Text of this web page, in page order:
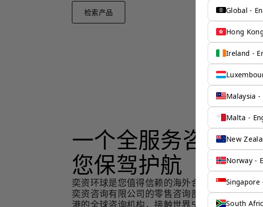
检索产品
一个全服务咨询公
您保驾护航
奕资环球是您值得信赖的海外合作伙伴。我们是
奕资咨询有限公司的零售咨询部门，这是一家
Global -
Hong
Ireland -
Malaysia -
Malta -
New
Norway -
Singapore
South